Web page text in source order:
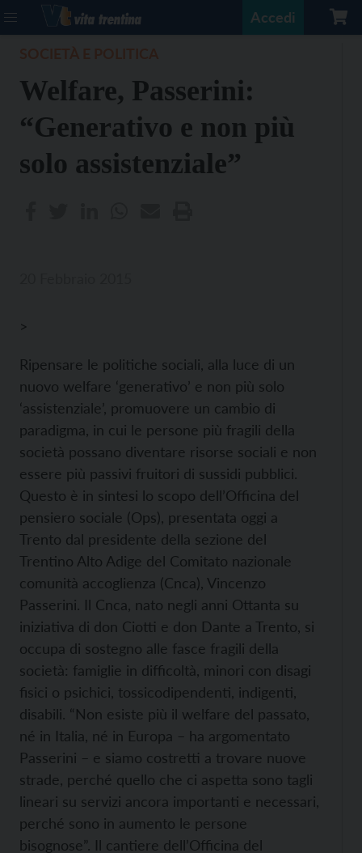
Accedi
Welfare, Passerini:
“Generativo e non più
solo assistenziale”
>
Ripensare le politiche sociali, alla luce di un
nuovo welfare ‘generativo’ e non più solo
‘assistenziale’, promuovere un cambio di
paradigma, in cui le persone più fragili della
società possano diventare risorse sociali e non
essere più passivi fruitori di sussidi pubblici.
Questo è in sintesi lo scopo dell’Officina del
pensiero sociale (Ops), presentata oggi a
Trento dal presidente della sezione del
Trentino Alto Adige del Comitato nazionale
comunità accoglienza (Cnca), Vincenzo
Passerini. Il Cnca, nato negli anni Ottanta su
iniziativa di don Ciotti e don Dante a Trento, si
occupa di sostegno alle fasce fragili della
società: famiglie in difficoltà, minori con disagi
fisici o psichici, tossicodipendenti, indigenti,
disabili. “Non esiste più il welfare del passato,
né in Italia, né in Europa – ha argomentato
Passerini – e siamo costretti a trovare nuove
strade, perché quello che ci aspetta sono tagli
lineari su servizi ancora importanti e necessari,
perché sono in aumento le persone
bisognose”. Il cantiere dell’Officina del